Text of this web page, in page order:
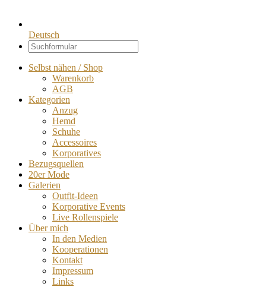
Deutsch
Selbst nähen / Shop
Warenkorb
AGB
Kategorien
Anzug
Hemd
Schuhe
Accessoires
Korporatives
Bezugsquellen
20er Mode
Galerien
Outfit-Ideen
Korporative Events
Live Rollenspiele
Über mich
In den Medien
Kooperationen
Kontakt
Impressum
Links